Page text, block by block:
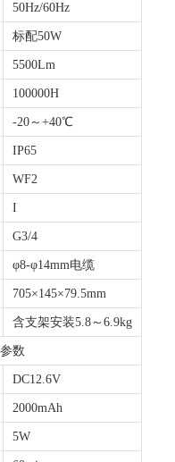
50Hz/60Hz
标配50W
5500Lm
100000H
-20～+40℃
IP65
WF2
I
G3/4
φ8-φ14mm电缆
705×145×79.5mm
含支架安装5.8～6.9kg
数
DC12.6V
2000mAh
5W